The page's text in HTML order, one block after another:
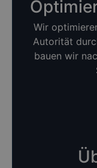
Wir
Autorität
bauen wir